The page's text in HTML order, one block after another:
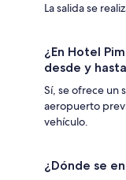
La salida se
¿En Hotel
desde y
Sí, se ofrece un
aeropuerto
vehículo.
¿Dónde se